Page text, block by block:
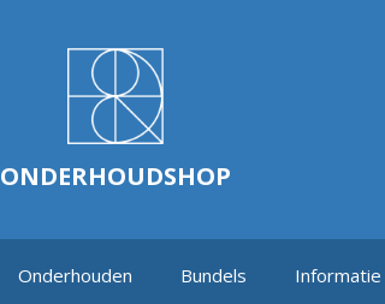
ONDERHOUDSHOP
Onderhouden Bundels Informatie